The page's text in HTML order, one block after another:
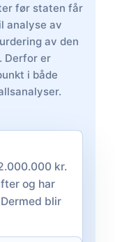
før staten får
analyse av
av den
Derfor er
i både
kr.
og har
blir